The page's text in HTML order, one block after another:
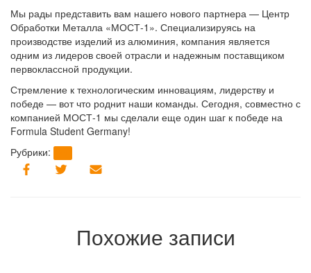
Мы рады представить вам нашего нового партнера — Центр
Обработки Металла «МОСТ-1». Специализируясь на
производстве изделий из алюминия, компания является
одним из лидеров своей отрасли и надежным поставщиком
первоклассной продукции.
Стремление к технологическим инновациям, лидерству и
победе — вот что роднит наши команды. Сегодня, совместно с
компанией МОСТ-1 мы сделали еще один шаг к победе на
Formula Student Germany!
Рубрики:
Похожие записи